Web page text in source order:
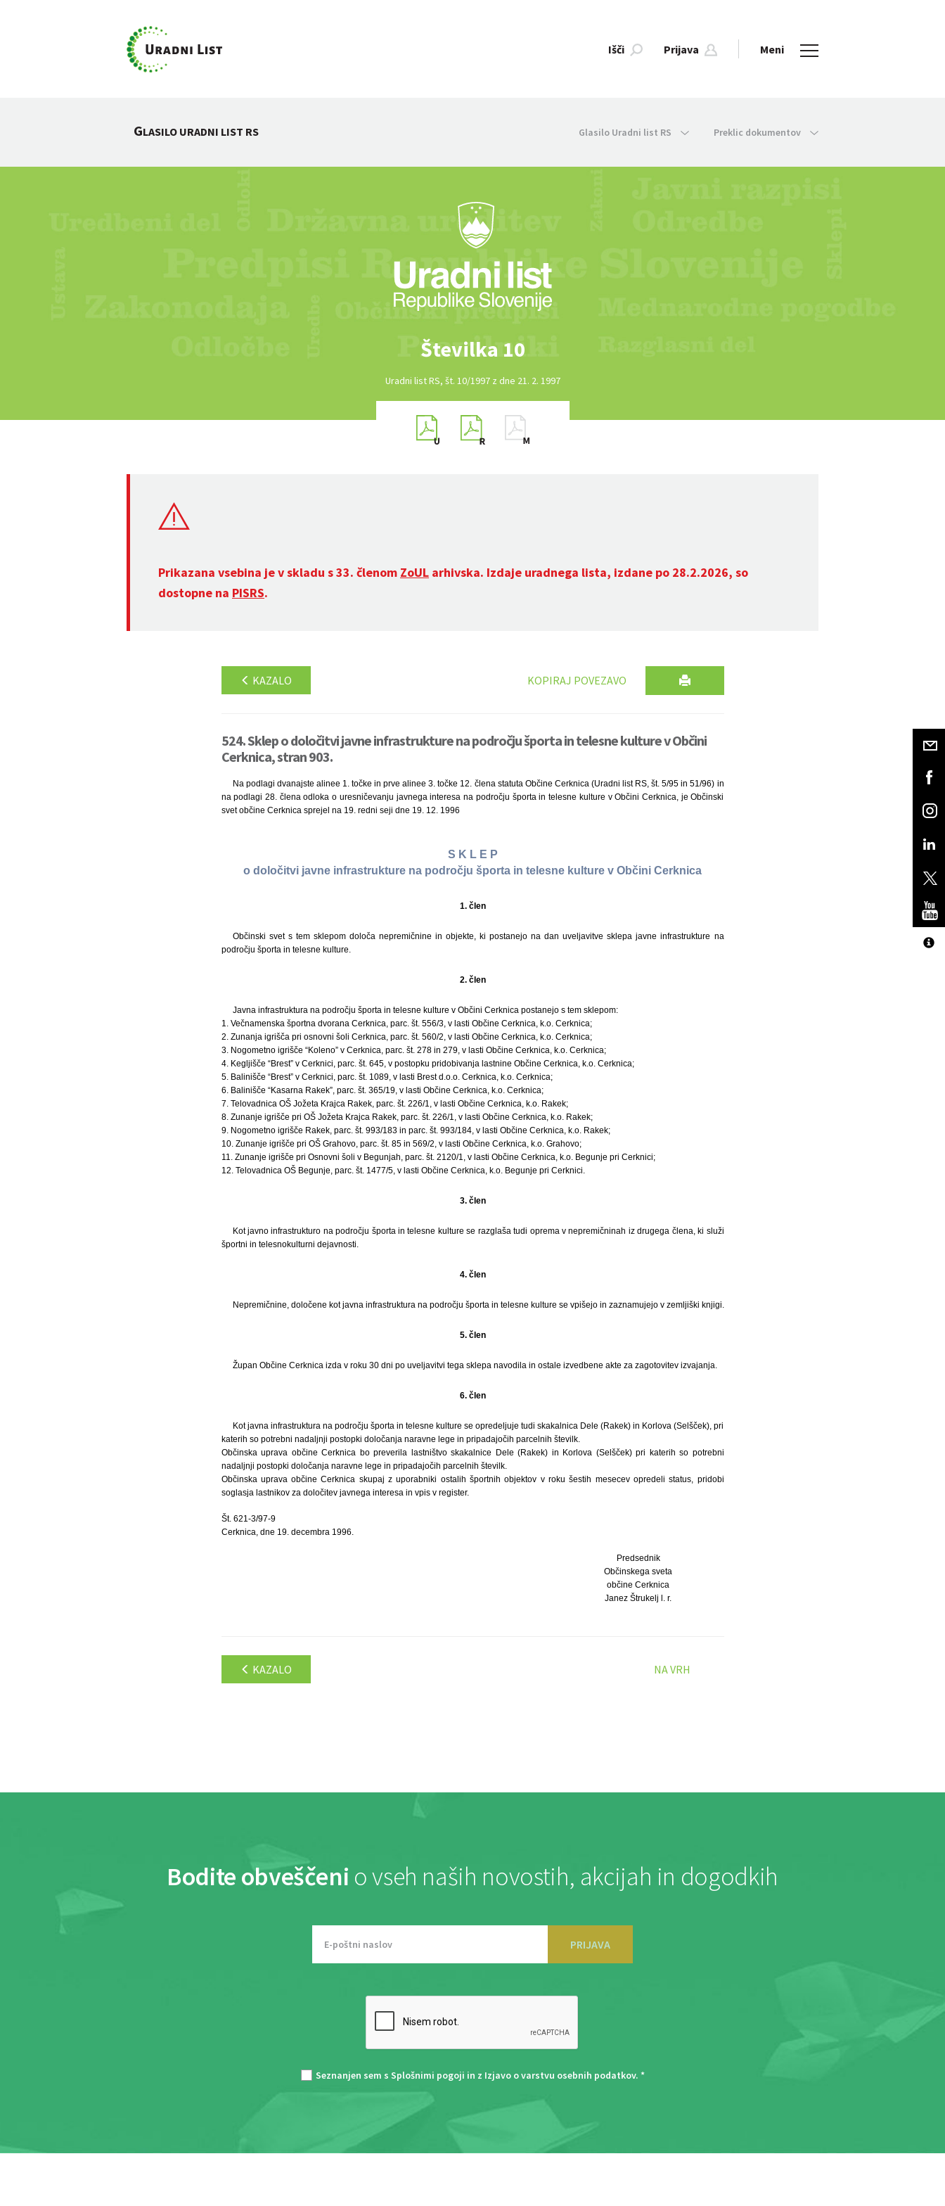
Išči Prijava Meni
GLASILO URADNI LIST RS Glasilo Uradni list RS Preklic dokumentov
Številka 10
Uradni list RS, št. 10/1997 z dne 21. 2. 1997
Prikazana vsebina je v skladu s 33. členom ZoUL arhivska. Izdaje uradnega lista, izdane po 28.2.2026, so
dostopne na PISRS.
KAZALO KOPIRAJ POVEZAVO
524. Sklep o določitvi javne infrastrukture na področju športa in telesne kulture v Občini
Cerknica, stran 903.
Na podlagi dvanajste alinee 1. točke in prve alinee 3. točke 12. člena statuta Občine Cerknica (Uradni list RS, št. 5/95 in 51/96) in
na podlagi 28. člena odloka o uresničevanju javnega interesa na področju športa in telesne kulture v Občini Cerknica, je Občinski
svet občine Cerknica sprejel na 19. redni seji dne 19. 12. 1996
S K L E P
o določitvi javne infrastrukture na področju športa in telesne kulture v Občini Cerknica
1. člen
Občinski svet s tem sklepom določa nepremičnine in objekte, ki postanejo na dan uveljavitve sklepa javne infrastrukture na
področju športa in telesne kulture.
2. člen
Javna infrastruktura na področju športa in telesne kulture v Občini Cerknica postanejo s tem sklepom:
1. Večnamenska športna dvorana Cerknica, parc. št. 556/3, v lasti Občine Cerknica, k.o. Cerknica;
2. Zunanja igrišča pri osnovni šoli Cerknica, parc. št. 560/2, v lasti Občine Cerknica, k.o. Cerknica;
3. Nogometno igrišče “Koleno” v Cerknica, parc. št. 278 in 279, v lasti Občine Cerknica, k.o. Cerknica;
4. Kegljišče “Brest” v Cerknici, parc. št. 645, v postopku pridobivanja lastnine Občine Cerknica, k.o. Cerknica;
5. Balinišče “Brest” v Cerknici, parc. št. 1089, v lasti Brest d.o.o. Cerknica, k.o. Cerknica;
6. Balinišče “Kasarna Rakek”, parc. št. 365/19, v lasti Občine Cerknica, k.o. Cerknica;
7. Telovadnica OŠ Jožeta Krajca Rakek, parc. št. 226/1, v lasti Občine Cerknica, k.o. Rakek;
8. Zunanje igrišče pri OŠ Jožeta Krajca Rakek, parc. št. 226/1, v lasti Občine Cerknica, k.o. Rakek;
9. Nogometno igrišče Rakek, parc. št. 993/183 in parc. št. 993/184, v lasti Občine Cerknica, k.o. Rakek;
10. Zunanje igrišče pri OŠ Grahovo, parc. št. 85 in 569/2, v lasti Občine Cerknica, k.o. Grahovo;
11. Zunanje igrišče pri Osnovni šoli v Begunjah, parc. št. 2120/1, v lasti Občine Cerknica, k.o. Begunje pri Cerknici;
12. Telovadnica OŠ Begunje, parc. št. 1477/5, v lasti Občine Cerknica, k.o. Begunje pri Cerknici.
3. člen
Kot javno infrastrukturo na področju športa in telesne kulture se razglaša tudi oprema v nepremičninah iz drugega člena, ki služi
športni in telesnokulturni dejavnosti.
4. člen
Nepremičnine, določene kot javna infrastruktura na področju športa in telesne kulture se vpišejo in zaznamujejo v zemljiški knjigi.
5. člen
Župan Občine Cerknica izda v roku 30 dni po uveljavitvi tega sklepa navodila in ostale izvedbene akte za zagotovitev izvajanja.
6. člen
Kot javna infrastruktura na področju športa in telesne kulture se opredeljuje tudi skakalnica Dele (Rakek) in Korlova (Selšček), pri
katerih so potrebni nadaljnji postopki določanja naravne lege in pripadajočih parcelnih številk.
Občinska uprava občine Cerknica bo preverila lastništvo skakalnice Dele (Rakek) in Korlova (Selšček) pri katerih so potrebni
nadaljnji postopki določanja naravne lege in pripadajočih parcelnih številk.
Občinska uprava občine Cerknica skupaj z uporabniki ostalih športnih objektov v roku šestih mesecev opredeli status, pridobi
soglasja lastnikov za določitev javnega interesa in vpis v register.
Št. 621-3/97-9
Cerknica, dne 19. decembra 1996.
Predsednik
Občinskega sveta
občine Cerknica
Janez Štrukelj l. r.
KAZALO NA VRH
Bodite obveščeni o vseh naših novostih, akcijah in dogodkih
PRIJAVA
Seznanjen sem s Splošnimi pogoji in z Izjavo o varstvu osebnih podatkov. *